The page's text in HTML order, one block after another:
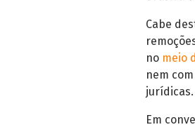
Cabe
no meio
nem
jurídicas.
Em